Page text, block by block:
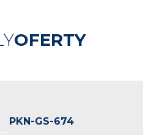
OFERTY
PKN-GS-674